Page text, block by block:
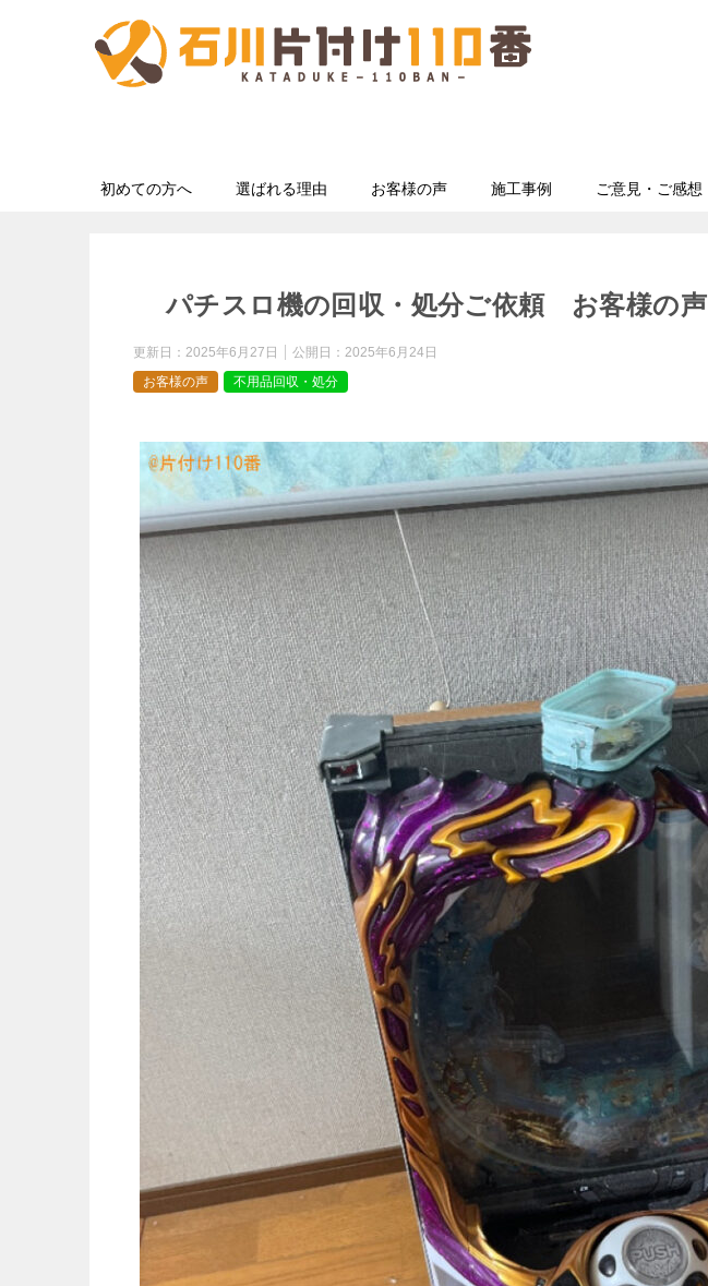
初めての方へ 選ばれる理由 お客様の声 施工事例 ご意見・ご感想
パチスロ機の回収・処分ご依頼 お客様の声
更新日： 2025年6月27日 公開日： 2025年6月24日
お客様の声
不用品回収・処分